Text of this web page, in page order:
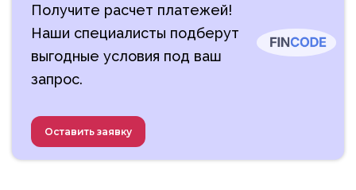
Получите расчет платежей!
Наши специалисты подберут
выгодные условия под ваш
запрос.
Оставить заявку